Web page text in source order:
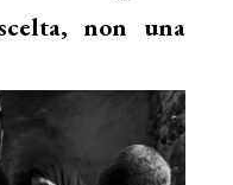
non una